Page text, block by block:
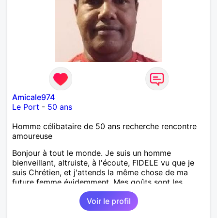
Amicale974
Le Port - 50 ans
Homme célibataire de 50 ans recherche rencontre
amoureuse
Bonjour à tout le monde. Je suis un homme
bienveillant, altruiste, à l'écoute, FIDELE vu que je
suis Chrétien, et j'attends la même chose de ma
future femme évidemment. Mes goûts sont les
suivants : La nature, la vie, la musique en générale,
le chant, ... . Si vous voulez en savoir plus sur moi, je
Voir le profil